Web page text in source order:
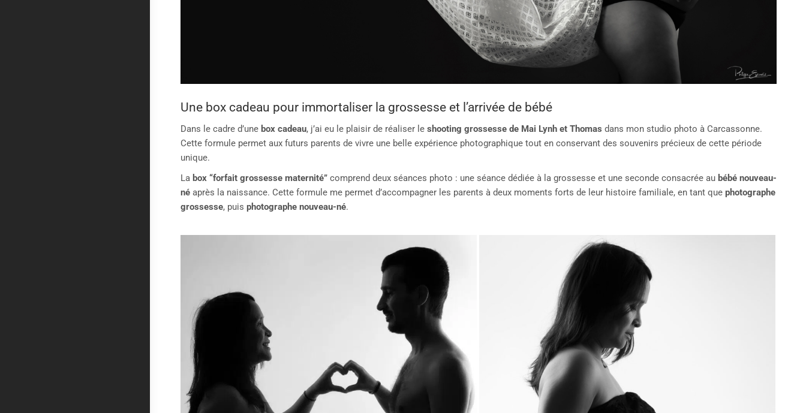
Une box cadeau pour immortaliser la grossesse et l’arrivée de bébé
Dans le cadre d’une box cadeau, j’ai eu le plaisir de réaliser le shooting grossesse de Mai Lynh et Thomas dans mon studio photo à Carcassonne.
Cette formule permet aux futurs parents de vivre une belle expérience photographique tout en conservant des souvenirs précieux de cette période
unique.
La box “forfait grossesse maternité”comprend deux séances photo : une séance dédiée à la grossesse et une seconde consacrée au bébé nouveau-
néaprès la naissance. Cette formule me permet d’accompagner les parents à deux moments forts de leur histoire familiale, en tant que photographe
grossesse, puis photographe nouveau-né.